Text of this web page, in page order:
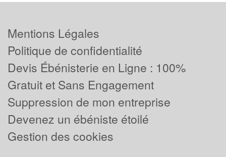
Mentions Légales
Politique de confidentialité
Devis Ébénisterie en Ligne : 100%
Gratuit et Sans Engagement
Suppression de mon entreprise
Devenez un ébéniste étoilé
Gestion des cookies